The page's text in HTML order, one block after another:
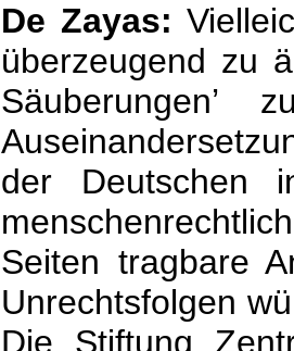
De Zayas:
überzeugend zu
Säuberungen’
der Deutschen
Seiten tragbare
Unrechtsfolgen
Die Stiftung